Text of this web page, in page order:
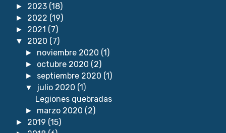
► 2023 (18)
► 2022 (19)
► 2021 (7)
▼ 2020 (7)
► noviembre 2020 (1)
► octubre 2020 (2)
► septiembre 2020 (1)
▼ julio 2020 (1)
Legiones quebradas
► marzo 2020 (2)
► 2019 (15)